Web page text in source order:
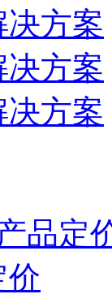
方案
方案
方案
品定
价